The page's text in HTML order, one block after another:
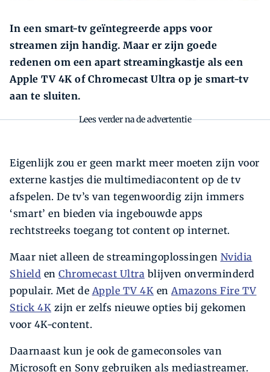
In een smart-tv geïntegreerde apps voor
streamen zijn handig. Maar er zijn goede
redenen om een apart streamingkastje als een
Apple TV 4K of Chromecast Ultra op je smart-tv
aan te sluiten.
Lees verder na de advertentie
Eigenlijk zou er geen markt meer moeten zijn voor
externe kastjes die multimediacontent op de tv
afspelen. De tv’s van tegenwoordig zijn immers
‘smart’ en bieden via ingebouwde apps
rechtstreeks toegang tot content op internet.
Maar niet alleen de streamingoplossingen Nvidia
Shield en Chromecast Ultra blijven onverminderd
populair. Met de Apple TV 4K en Amazons Fire TV
Stick 4K zijn er zelfs nieuwe opties bij gekomen
voor 4K-content.
Daarnaast kun je ook de gameconsoles van
Microsoft en Sony gebruiken als mediastreamer.